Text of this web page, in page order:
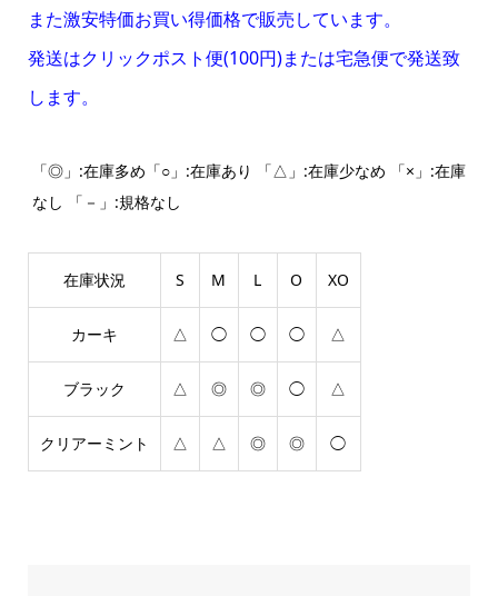
また激安特価お買い得価格で販売しています。
発送はクリックポスト便(100円)または宅急便で発送致
します。
「◎」:在庫多め「○」:在庫あり 「△」:在庫少なめ 「×」:在庫
なし 「－」:規格なし
在庫状況 S M L O XO
カーキ △ ◯ ◯ ◯ △
ブラック △ ◎ ◎ ◯ △
クリアーミント △ △ ◎ ◎ ◯